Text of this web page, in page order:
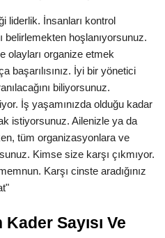
liderlik. İnsanları kontrol
belirlemekten hoşlanıyorsunuz.
olayları organize etmek
başarılısınız. İyi bir yönetici
biliyorsunuz.
İş yaşamınızda olduğu kadar
istiyorsunuz. Ailenizle ya da
tüm organizasyonlara ve
Kimse size karşı çıkmıyor.
Karşı cinste aradığınız
Sayısı Ve